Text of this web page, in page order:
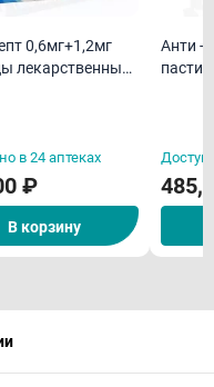
0,6мг+1,2мг
лекарственные
в 24 аптеках
₽
В корзину
Анти -